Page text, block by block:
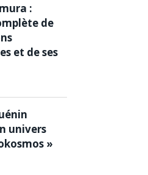
:
de
et de ses
univers
»